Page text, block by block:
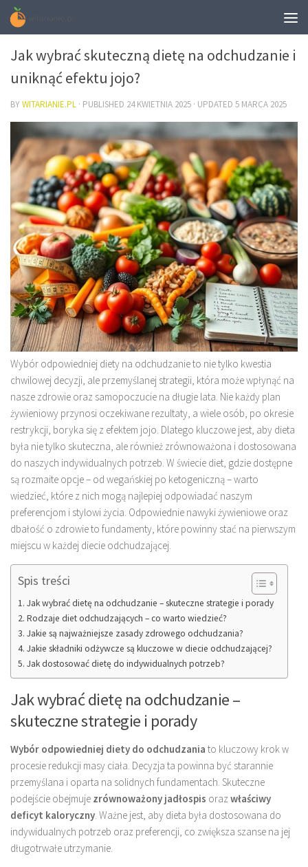
DIETA
Jak wybrać skuteczną dietę na odchudzanie i
uniknąć efektu jojo?
BYWITARIANIE.PL · PUBLISHED 24 KWIETNIA 2025 · UPDATED 5 MARCA 2025
Wybór odpowiedniej diety na odchudzanie to nie tylko kwestia
chwilowej decyzji, ale przemyślanej strategii, która może wpłynąć na
nasze zdrowie oraz samopoczucie na długie lata. Nie każdy plan
żywieniowy przynosi oczekiwane rezultaty, a wiele osób, po okresie
restrykcji, boryka się z efektem jojo. Dlatego kluczowe jest, aby dieta
była nie tylko skuteczna, ale również zrównoważona i dostosowana
do naszych indywidualnych potrzeb. W świecie diet, gdzie dostępne
są rozmaite opcje – od wegańskiej po ketogeniczną – warto
wiedzieć, które z nich mogą najlepiej odpowiadać naszym
preferencjom i stylowi życia. Odpowiednie nawyki żywieniowe oraz
dbałość o zdrowie to fundamenty, które powinny stać na pierwszym
miejscu w każdej diecie odchudzającej.
Spis treści
Jak wybrać dietę na odchudzanie – skuteczne strategie i porady
Rodzaje diet odchudzających – co warto wiedzieć?
Jakie są najważniejsze zasady zdrowego odchudzania?
Jakie składniki odżywcze są kluczowe w diecie odchudzającej?
Jak dostosować dietę do indywidualnych potrzeb?
Jak wybrać dietę na odchudzanie –
skuteczne strategie i porady
Wybór odpowiedniej diety do odchudzania to kluczowy krok w
procesie redukcji masy ciała. Decyzja ta powinna być starannie
przemyślana i oparta na solidnych fundamentach. Skuteczne
podejście obejmuje zrównoważony jadłospis oraz właściwy
deficyt kaloryczny. Ważne jest, aby dieta była dostosowana do
indywidualnych potrzeb oraz preferencji, co zwiększa szanse na jej
długotrwałe utrzymanie.